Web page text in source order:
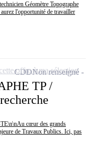
Géomètre Topographe
l'opportunité de travailler
TP /
cœur des grands
de Travaux Publics. Ici, pas
CDDNon renseigné
offre à ma sélection